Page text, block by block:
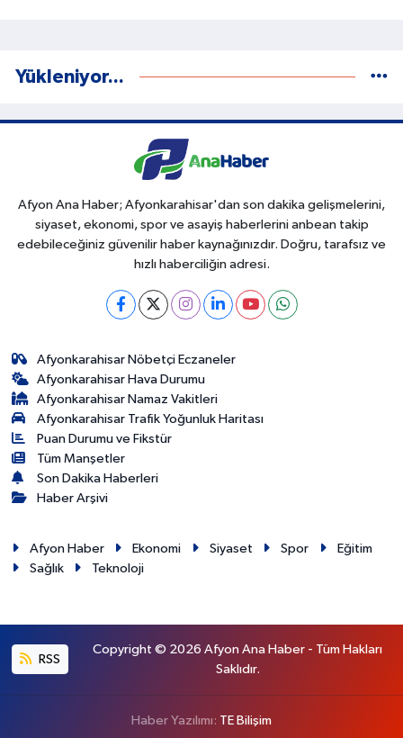
Yükleniyor...
Afyon Ana Haber; Afyonkarahisar'dan son dakika gelişmelerini,
siyaset, ekonomi, spor ve asayiş haberlerini anbean takip
edebileceğiniz güvenilir haber kaynağınızdır. Doğru, tarafsız ve
hızlı haberciliğin adresi.
Afyonkarahisar Nöbetçi Eczaneler
Afyonkarahisar Hava Durumu
Afyonkarahisar Namaz Vakitleri
Afyonkarahisar Trafik Yoğunluk Haritası
Puan Durumu ve Fikstür
Tüm Manşetler
Son Dakika Haberleri
Haber Arşivi
Afyon Haber Ekonomi Siyaset Spor
Eğitim
Sağlık
Teknoloji
RSS
Copyright © 2026 Afyon Ana Haber - Tüm Hakları
Saklıdır.
Haber Yazılımı: TE Bilişim